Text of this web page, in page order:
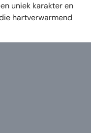
uniek karakter en
hartverwarmend